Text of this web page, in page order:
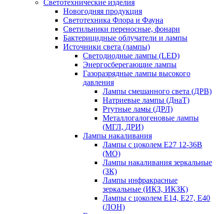
Светотехнические изделия
Новогодняя продукция
Светотехника Флора и Фауна
Светильники переносные, фонари
Бактерицидные облучатели и лампы
Источники света (лампы)
Светодиодные лампы (LED)
Энергосберегающие лампы
Газоразрядные лампы высокого
давления
Лампы смешанного света (ДРВ)
Натриевые лампы (ДнаТ)
Ртутные ламы (ДРЛ)
Металлогалогеновые лампы
(МГЛ, ДРИ)
Лампы накаливания
Лампы с цоколем Е27 12-36В
(МО)
Лампы накаливания зеркальные
(ЗК)
Лампы инфракрасные
зеркальные (ИКЗ, ИКЗК)
Лампы с цоколем Е14, Е27, Е40
(ЛОН)